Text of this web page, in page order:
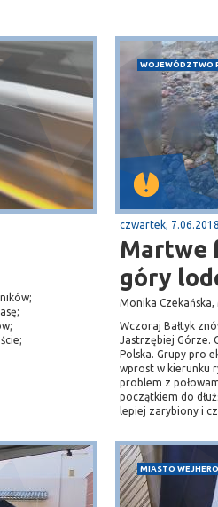
WOJEWÓDZTWO
czwartek, 7.06.2018
Martwe
góry
Monika
Wczoraj Bałtyk
Jastrzębiej Górze.
Polska. Grupy pro
wprost w kierunku
problem z
początkiem do
lepiej zarybiony i
MIASTO